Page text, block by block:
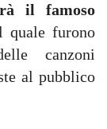
il famoso
quale furono
canzoni
al pubblico